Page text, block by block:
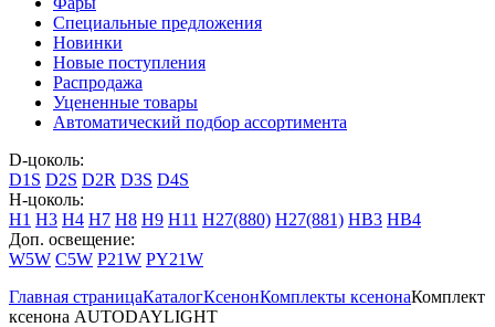
Специальные предложения
Новинки
Новые поступления
Распродажа
Уцененные товары
Автоматический подбор ассортимента
D-цоколь:
D1S D2S D2R D3S D4S
H-цоколь:
H1 H3 H4 H7 H8 H9 H11 H27(880) H27(881) HB3 HB4
Доп. освещение:
W5W C5W P21W PY21W
Главная страницаКаталогКсенонКомплекты ксенонаКомплект
ксенона AUTODAYLIGHT